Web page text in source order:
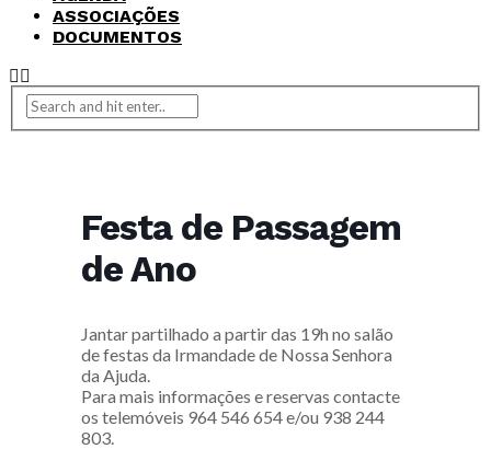
ASSOCIAÇÕES
DOCUMENTOS
Festa de Passagem
de Ano
Jantar partilhado a partir das 19h no salão
de festas da Irmandade de Nossa Senhora
da Ajuda.
Para mais informações e reservas contacte
os telemóveis ‭964 546 654‬ e/ou 938 244
803.